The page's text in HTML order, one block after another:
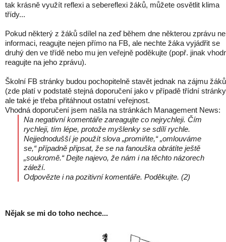
tak krásně využít reflexi a sebereflexi žáků, můžete osvětlit klima
třídy...
Pokud některý z žáků sdílel na zeď během dne některou zprávu
informaci, reagujte nejen přímo na FB, ale nechte žáka vyjádřit se
druhý den ve třídě nebo mu jen veřejně poděkujte (popř. jinak
reagujte na jeho zprávu).
Školní FB stránky budou pochopitelně stavět jednak na zájmu žáků
(zde platí v podstatě stejná doporučení jako v případě třídní
ale také je třeba přitáhnout ostatní veřejnost.
Vhodná doporučení jsem našla na stránkách Management News:
Na negativní komentáře zareagujte co nejrychleji. Čím
rychleji, tím lépe, protože myšlenky se sdílí rychle.
Nejjednodušší je použít slova „promiňte,“ „omlouváme
se,“ případně připsat, že se na fanouška obrátíte ještě
„soukromě.“ Dejte najevo, že nám i na těchto názorech
záleží.
Odpovězte i na pozitivní komentáře. Poděkujte. (2)
Nějak se mi do toho nechce...